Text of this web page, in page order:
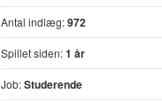
Antal indlæg:972
Spillet siden:1 år
Job:Studerende